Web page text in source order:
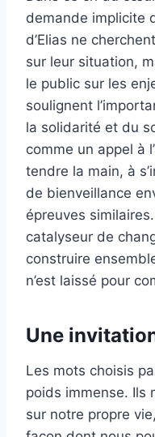
demande implicite
d’Elias ne
sur leur situation,
le public sur les
soulignent
la solidarité et du
comme un appel à
tendre la main, à
de bienveillance
épreuves
catalyseur de
construire
n’est laissé pour
Une
Les mots choisis
poids immense. Ils
sur notre propre